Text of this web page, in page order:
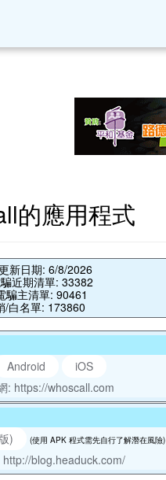
的應用程式
新日期: 6/8/2026
近期清單: 33382
騙主清單: 90461
/白名單: 173860
Android
iOS
: https://whoscall.com
)
(使用 APK 程式需先自行了解潛在風險)
http://blog.headuck.com/